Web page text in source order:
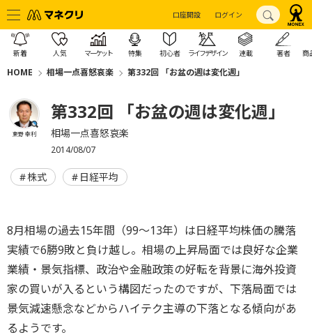
口座開設 ログイン
新着 人気 マーケット 特集 初心者 ライフデザイン 連載 著者 商
HOME 相場一点喜怒哀楽 第332回 「お盆の週は変化週」
東野 幸利
第332回 「お盆の週は変化週」
相場一点喜怒哀楽
2014/08/07
株式 日経平均
8月相場の過去15年間（99～13年）は日経平均株価の騰落
実績で6勝9敗と負け越し。相場の上昇局面では良好な企業
業績・景気指標、政治や金融政策の好転を背景に海外投資
家の買いが入るという構図だったのですが、下落局面では
景気減速懸念などからハイテク主導の下落となる傾向があ
るようです。